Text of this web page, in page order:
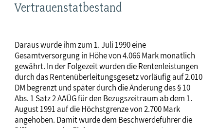
Vertrauenstatbestand
Daraus wurde ihm zum 1. Juli 1990 eine
Gesamtversorgung in Höhe von 4.066 Mark monatlich
gewährt. In der Folgezeit wurden die Rentenleistungen
durch das Rentenüberleitungsgesetz vorläufig auf 2.010
DM begrenzt und später durch die Änderung des § 10
Abs. 1 Satz 2 AAÜG für den Bezugszeitraum ab dem 1.
August 1991 auf die Höchstgrenze von 2.700 Mark
angehoben. Damit wurde dem Beschwerdeführer die